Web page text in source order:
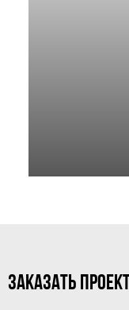
ЗАКАЗАТЬ ПРОЕКТ